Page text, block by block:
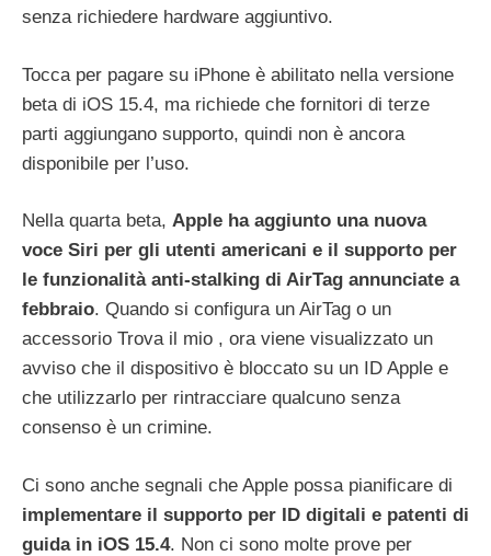
senza richiedere hardware aggiuntivo.
Tocca per pagare su ‌iPhone‌ è abilitato nella versione
beta di iOS 15.4, ma richiede che fornitori di terze
parti aggiungano supporto, quindi non è ancora
disponibile per l’uso.
Nella quarta beta, Apple ha aggiunto una nuova
voce Siri per gli utenti americani e il supporto per
le funzionalità anti-stalking di AirTag annunciate a
febbraio. Quando si configura un AirTag o un
accessorio Trova il mio , ora viene visualizzato un
avviso che il dispositivo è bloccato su un ID Apple e
che utilizzarlo per rintracciare qualcuno senza
consenso è un crimine.
Ci sono anche segnali che Apple possa pianificare di
implementare il supporto per ID digitali e patenti di
guida in iOS 15.4. Non ci sono molte prove per